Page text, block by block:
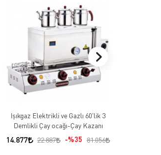
Işıkgaz Elektrikli ve Gazlı 60'lik 3
Demlikli Çay ocağı-Çay Kazanı
14.877 22.887 %35 81.056